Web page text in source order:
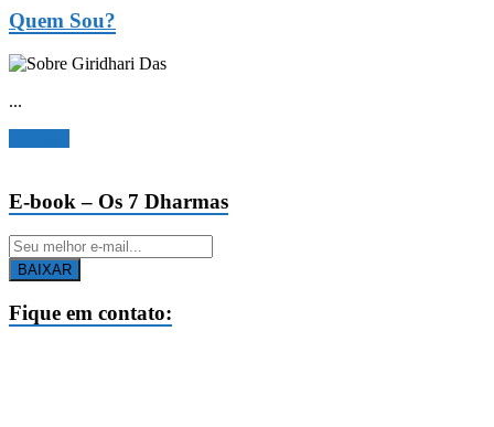
Quem Sou?
...
E-book – Os 7 Dharmas
BAIXAR
Fique em contato: